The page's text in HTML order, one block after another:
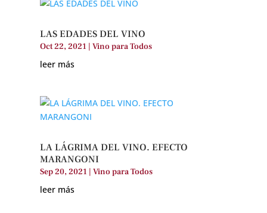
LAS EDADES DEL VINO
Oct 22, 2021 |Vino para Todos
leer más
LA LÁGRIMA DEL VINO. EFECTO
MARANGONI
Sep 20, 2021 |Vino para Todos
leer más